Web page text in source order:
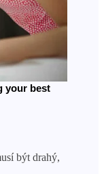
být drahý,